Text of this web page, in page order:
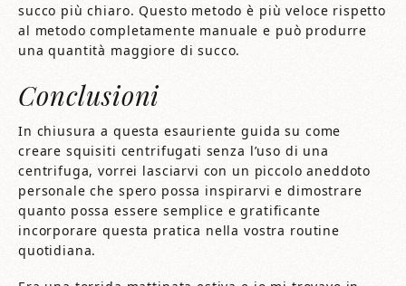
succo più chiaro. Questo metodo è più veloce rispetto
al metodo completamente manuale e può produrre
una quantità maggiore di succo.
Conclusioni
In chiusura a questa esauriente guida su come
creare squisiti centrifugati senza l’uso di una
centrifuga, vorrei lasciarvi con un piccolo aneddoto
personale che spero possa inspirarvi e dimostrare
quanto possa essere semplice e gratificante
incorporare questa pratica nella vostra routine
quotidiana.